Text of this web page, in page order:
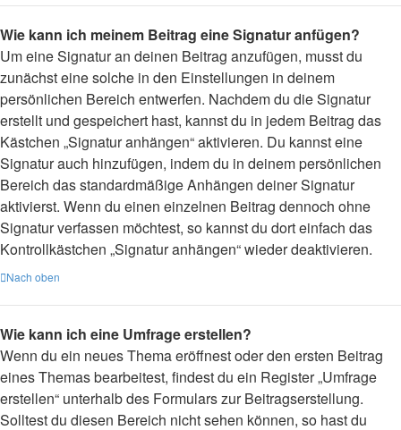
Wie kann ich meinem Beitrag eine Signatur anfügen?
Um eine Signatur an deinen Beitrag anzufügen, musst du
zunächst eine solche in den Einstellungen in deinem
persönlichen Bereich entwerfen. Nachdem du die Signatur
erstellt und gespeichert hast, kannst du in jedem Beitrag das
Kästchen „Signatur anhängen“ aktivieren. Du kannst eine
Signatur auch hinzufügen, indem du in deinem persönlichen
Bereich das standardmäßige Anhängen deiner Signatur
aktivierst. Wenn du einen einzelnen Beitrag dennoch ohne
Signatur verfassen möchtest, so kannst du dort einfach das
Kontrollkästchen „Signatur anhängen“ wieder deaktivieren.
Nach oben
Wie kann ich eine Umfrage erstellen?
Wenn du ein neues Thema eröffnest oder den ersten Beitrag
eines Themas bearbeitest, findest du ein Register „Umfrage
erstellen“ unterhalb des Formulars zur Beitragserstellung.
Solltest du diesen Bereich nicht sehen können, so hast du